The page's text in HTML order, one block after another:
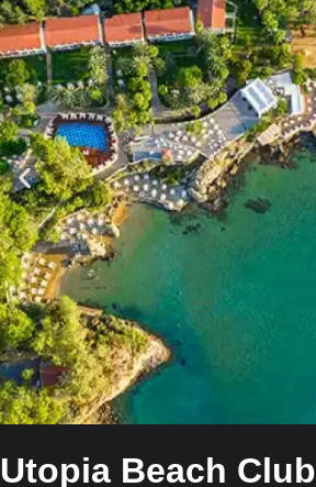
Utopia Beach Club